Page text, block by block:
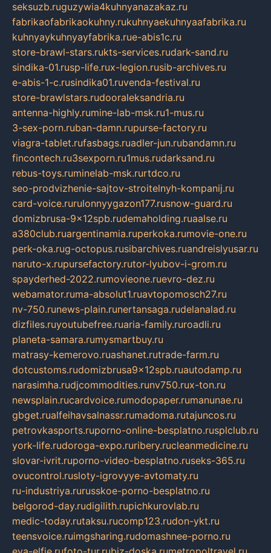
seksuzb.ruguzywia4kuhnyanazakaz.ru
fabrikaofabrikaokuhny.rukuhnyaekuhnyaafabrika.ru
kuhnyaykuhnyayfabrika.rue-abis1c.ru
store-brawl-stars.rukts-services.rudark-sand.ru
sindika-01.rusp-life.rux-legion.rusib-archives.ru
e-abis-1-c.rusindika01.ruvenda-festival.ru
store-brawlstars.rudooraleksandria.ru
antenna-highly.rumine-lab-msk.ru1-mus.ru
3-sex-porn.ruban-damn.rupurse-factory.ru
viagra-tablet.rufasbags.ruadler-jun.rubandamn.ru
fincontech.ru3sexporn.ru1mus.rudarksand.ru
rebus-toys.ruminelab-msk.rurtdco.ru
seo-prodvizhenie-sajtov-stroitelnyh-kompanij.ru
card-voice.rurulonnyygazon177.rusnow-guard.ru
domizbrusa-9x12spb.rudemaholding.ruaalse.ru
a380club.ruargentinamia.ruperkoka.rumovie-one.ru
perk-oka.rug-octopus.rusibarchives.ruandreislyusar.ru
naruto-x.rupursefactory.rutor-lyubov-i-grom.ru
spayderhed-2022.rumovieone.ruevro-dez.ru
webamator.ruma-absolut1.ruavtopomosch27.ru
nv-750.runews-plain.runertansaga.rudelanalad.ru
dizfiles.ruyoutubefree.ruaria-family.ruroadli.ru
planeta-samara.rumysmartbuy.ru
matrasy-kemerovo.ruashanet.rutrade-farm.ru
dotcustoms.rudomizbrusa9x12spb.ruautodamp.ru
narasimha.rudjcommodities.runv750.rux-ton.ru
newsplain.rucardvoice.rumodopaper.rumanunae.ru
gbget.rualfeihavsalnassr.rumadoma.rutajuncos.ru
petrovkasports.ruporno-online-besplatno.rusplclub.ru
york-life.rudoroga-expo.ruribery.rucleanmedicine.ru
slovar-ivrit.ruporno-video-besplatno.ruseks-365.ru
ovucontrol.rusloty-igrovyye-avtomaty.ru
ru-industriya.rurusskoe-porno-besplatno.ru
belgorod-day.rudigilith.rupichkurovlab.ru
medic-today.rutaksu.rucomp123.rudon-ykt.ru
teensvoice.ruimgsharing.rudomashnee-porno.ru